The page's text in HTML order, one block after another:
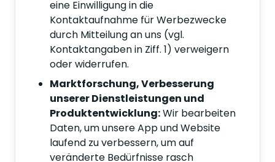
eine Einwilligung in die
Kontaktaufnahme für Werbezwecke
durch Mitteilung an uns (vgl.
Kontaktangaben in Ziff. 1) verweigern
oder widerrufen.
Marktforschung, Verbesserung
unserer Dienstleistungen und
Produktentwicklung:Wir bearbeiten
Daten, um unsere App und Website
laufend zu verbessern, um auf
veränderte Bedürfnisse rasch